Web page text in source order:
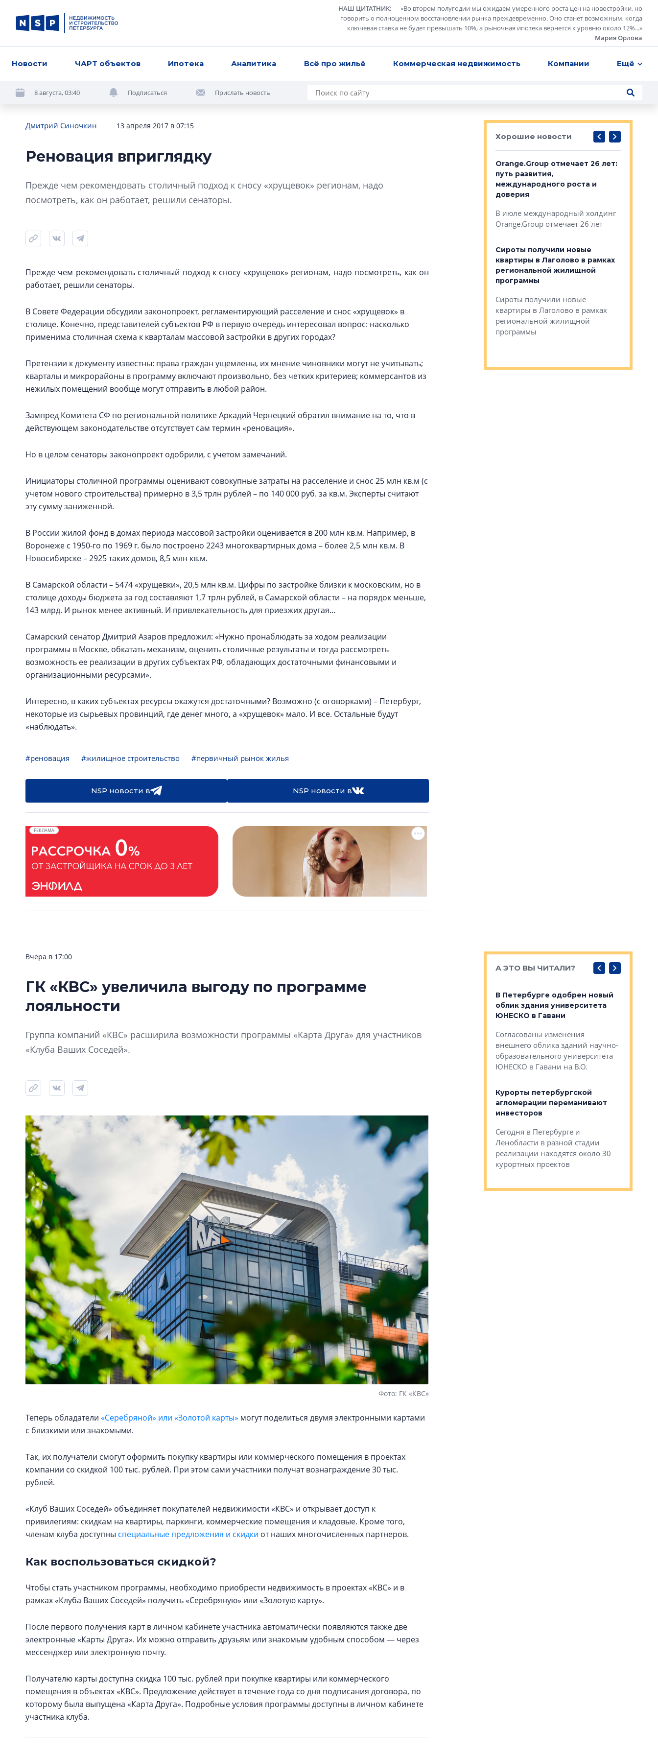
НАШ ЦИТАТНИК: «Во втором полугодии мы ожидаем умеренного роста цен на новостройки, но
говорить о полноценном восстановлении рынка преждевременно. Оно станет возможным, когда
ключевая ставка не будет превышать 10%, а рыночная ипотека вернется к уровню около 12%...»
Мария Орлова
Новости ЧАРТ объектов Ипотека Аналитика Всё про жильё Коммерческая недвижимость Компании Ещё
8 августа, 03:40 Подписаться Прислать новость
Дмитрий Синочкин 13 апреля 2017 в 07:15
Реновация вприглядку
Прежде чем рекомендовать столичный подход к сносу «хрущевок» регионам, надо
посмотреть, как он работает, решили сенаторы.
Прежде чем рекомендовать столичный подход к сносу «хрущевок» регионам, надо посмотреть, как он
работает, решили сенаторы.
В Совете Федерации обсудили законопроект, регламентирующий расселение и снос «хрущевок» в
столице. Конечно, представителей субъектов РФ в первую очередь интересовал вопрос: насколько
применима столичная схема к кварталам массовой застройки в других городах?
Претензии к документу известны: права граждан ущемлены, их мнение чиновники могут не учитывать;
кварталы и микрорайоны в программу включают произвольно, без четких критериев; коммерсантов из
нежилых помещений вообще могут отправить в любой район.
Зампред Комитета СФ по региональной политике Аркадий Чернецкий обратил внимание на то, что в
действующем законодательстве отсутствует сам термин «реновация».
Но в целом сенаторы законопроект одобрили, с учетом замечаний.
Инициаторы столичной программы оценивают совокупные затраты на расселение и снос 25 млн кв.м (с
учетом нового строительства) примерно в 3,5 трлн рублей – по 140 000 руб. за кв.м. Эксперты считают
эту сумму заниженной.
В России жилой фонд в домах периода массовой застройки оценивается в 200 млн кв.м. Например, в
Воронеже с 1950-го по 1969 г. было построено 2243 многоквартирных дома – более 2,5 млн кв.м. В
Новосибирске – 2925 таких домов, 8,5 млн кв.м.
В Самарской области – 5474 «хрущевки», 20,5 млн кв.м. Цифры по застройке близки к московским, но в
столице доходы бюджета за год составляют 1,7 трлн рублей, в Самарской области – на порядок меньше,
143 млрд. И рынок менее активный. И привлекательность для приезжих другая…
Самарский сенатор Дмитрий Азаров предложил: «Нужно пронаблюдать за ходом реализации
программы в Москве, обкатать механизм, оценить столичные результаты и тогда рассмотреть
возможность ее реализации в других субъектах РФ, обладающих достаточными финансовыми и
организационными ресурсами».
Интересно, в каких субъектах ресурсы окажутся достаточными? Возможно (с оговорками) – Петербург,
некоторые из сырьевых провинций, где денег много, а «хрущевок» мало. И все. Остальные будут
«наблюдать».
#реновация #жилищное строительство #первичный рынок жилья
NSP новости в NSP новости в
РЕКЛАМА
Хорошие новости
Гала-концертом завершился
один центр совмещенного
Петербурга появился еще один
центр совмещенного образования
Orange.Group отмечает 26 лет:
путь развития,
международного роста и
доверия
В июле международный холдинг
Orange.Group отмечает 26 лет
Сироты получили новые
квартиры в Лаголово в рамках
региональной жилищной
программы
Сироты получили новые
квартиры в Лаголово в рамках
региональной жилищной
программы
Вчера в 17:00
ГК «КВС» увеличила выгоду по программе
лояльности
Группа компаний «КВС» расширила возможности программы «Карта Друга» для участников
«Клуба Ваших Соседей».
Фото: ГК «КВС»
Теперь обладатели «Серебряной» или «Золотой карты» могут поделиться двумя электронными картами
с близкими или знакомыми.
Так, их получатели смогут оформить покупку квартиры или коммерческого помещения в проектах
компании со скидкой 100 тыс. рублей. При этом сами участники получат вознаграждение 30 тыс.
рублей.
«Клуб Ваших Соседей» объединяет покупателей недвижимости «КВС» и открывает доступ к
привилегиям: скидкам на квартиры, паркинги, коммерческие помещения и кладовые. Кроме того,
членам клуба доступны специальные предложения и скидки от наших многочисленных партнеров.
Как воспользоваться скидкой?
Чтобы стать участником программы, необходимо приобрести недвижимость в проектах «КВС» и в
рамках «Клуба Ваших Соседей» получить «Серебряную» или «Золотую карту».
После первого получения карт в личном кабинете участника автоматически появляются также две
электронные «Карты Друга». Их можно отправить друзьям или знакомым удобным способом — через
мессенджер или электронную почту.
Получателю карты доступна скидка 100 тыс. рублей при покупке квартиры или коммерческого
помещения в объектах «КВС». Предложение действует в течение года со дня подписания договора, по
которому была выпущена «Карта Друга». Подробные условия программы доступны в личном кабинете
участника клуба.
А ЭТО ВЫ ЧИТАЛИ?
эпохи фальш-панелей
В Петербурге одобрен новый
облик здания университета
ЮНЕСКО в Гавани
Согласованы изменения
внешнего облика зданий научно-
образовательного университета
ЮНЕСКО в Гавани на В.О.
Курорты петербургской
агломерации переманивают
инвесторов
Сегодня в Петербурге и
Ленобласти в разной стадии
реализации находятся около 30
курортных проектов